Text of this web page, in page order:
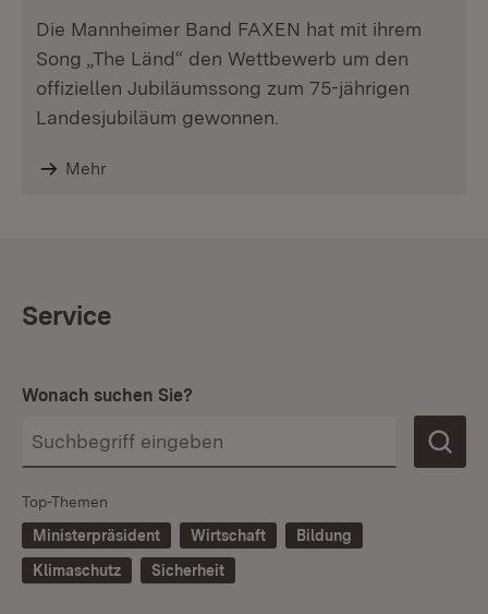
Die Mannheimer Band FAXEN hat mit ihrem
Song „The Länd“ den Wettbewerb um den
offiziellen Jubiläumssong zum 75-jährigen
Landesjubiläum gewonnen.
Mehr
Service
Wonach suchen Sie?
Top-Themen
Ministerpräsident
Wirtschaft
Bildung
Klimaschutz
Sicherheit